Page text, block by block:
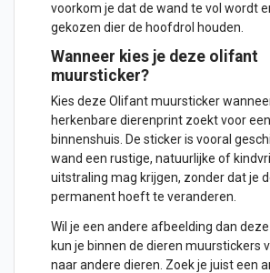
voorkom je dat de wand te vol wordt
gekozen dier de hoofdrol houden.
Wanneer kies je deze olifant
muursticker?
Kies deze Olifant muursticker
herkenbare dierenprint zoekt voor
binnenshuis. De sticker is vooral
wand een rustige, natuurlijke of
uitstraling mag krijgen, zonder dat je
permanent hoeft te veranderen.
Wil je een andere afbeelding dan
kun je binnen de dieren muurstickers
naar andere dieren. Zoek je juist een